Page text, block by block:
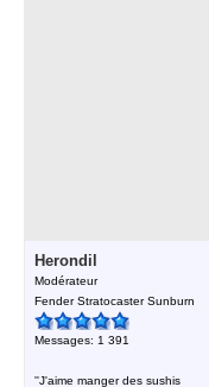
Herondil
Modérateur
Fender Stratocaster Sunburn
Messages: 1 391
''J'aime manger des sushis